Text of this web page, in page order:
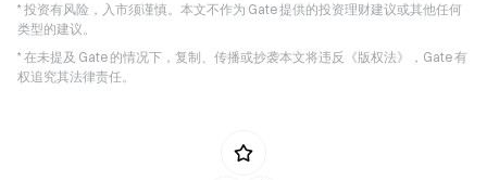
* 投资有风险，入市须谨慎。本文不作为 Gate 提供的投资理财建议或其他任何
类型的建议。
* 在未提及 Gate 的情况下，复制、传播或抄袭本文将违反《版权法》，Gate 有
权追究其法律责任。